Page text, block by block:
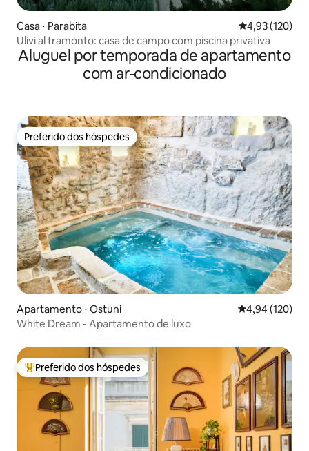
Casa ⋅ Parabita 4,93 de uma
4,93 (120)
Ulivi al tramonto: casa de campo com piscina privativa
Aluguel por temporada de apartamento
com ar-condicionado
Preferido dos hóspedes
Preferido dos hóspedes
Apartamento ⋅ Ostuni 4,94 de uma
4,94 (120)
White Dream - Apartamento de luxo
Entre os melhores preferidos dos hóspedes
Preferido dos hóspedes